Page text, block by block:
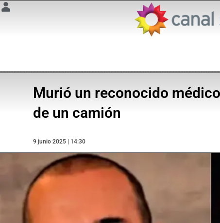
Murió un reconocido
de un camión
9 junio 2025 | 14:30